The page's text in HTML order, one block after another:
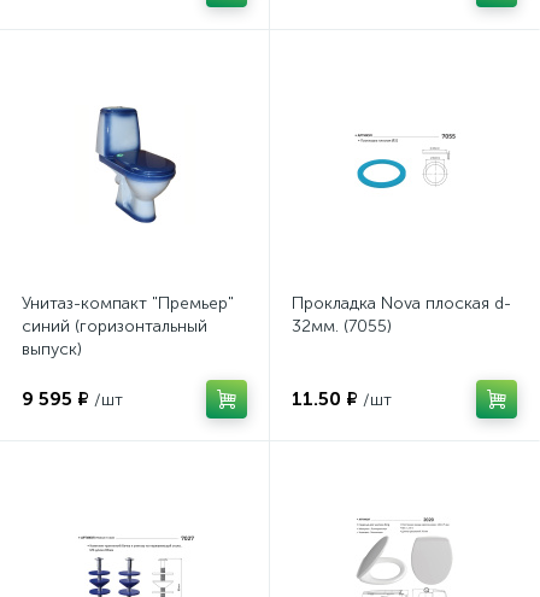
Унитаз-компакт "Премьер"
синий (горизонтальный
выпуск)
9 595 ₽ /шт
Прокладка Nova плоская d-
32мм. (7055)
11.50 ₽ /шт